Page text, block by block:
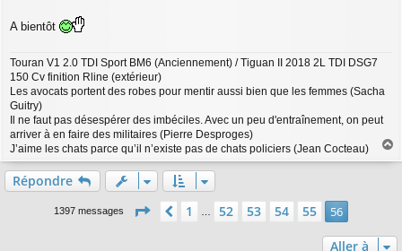
A bientôt
Touran V1 2.0 TDI Sport BM6 (Anciennement) / Tiguan II 2018 2L TDI DSG7
150 Cv finition Rline (extérieur)
Les avocats portent des robes pour mentir aussi bien que les femmes (Sacha
Guitry)
Il ne faut pas désespérer des imbéciles. Avec un peu d'entraînement, on peut
arriver à en faire des militaires (Pierre Desproges)
J’aime les chats parce qu’il n’existe pas de chats policiers (Jean Cocteau)
Répondre
1397 messages Page 56 sur56
Précédente
1 52 53 54 55 56
Aller à